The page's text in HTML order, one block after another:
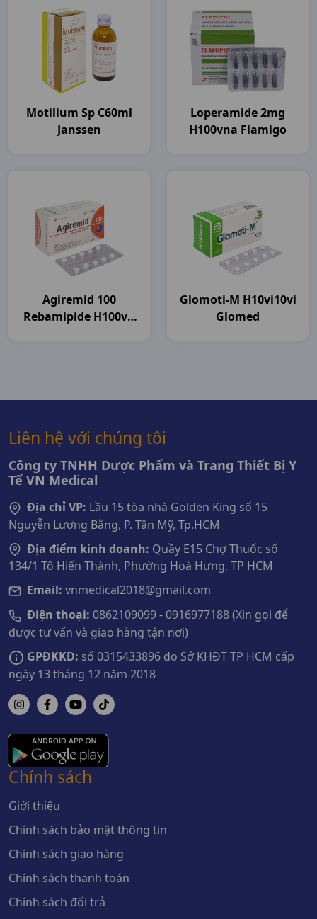
Motilium Sp C60ml
Janssen
Loperamide 2mg
H100vna Flamigo
Agiremid 100
Rebamipide H100vn
Glomoti-M H10vi10vi
Glomed
Liên hệ với chúng tôi
Công ty TNHH Dược Phẩm và Trang Thiết Bị Y
Tế VN Medical
Địa chỉ VP: Lầu 15 tòa nhà Golden King số 15
Nguyễn Lương Bằng, P. Tân Mỹ, Tp.HCM
Địa điểm kinh doanh: Quầy E15 Chợ Thuốc số
134/1 Tô Hiến Thành, Phường Hoà Hưng, TP HCM
Email: vnmedical2018@gmail.com
Điện thoại: 0862109099 - 0916977188 (Xin gọi để
được tư vấn và giao hàng tận nơi)
GPĐKKD: số 0315433896 do Sở KHĐT TP HCM cấp
ngày 13 tháng 12 năm 2018
Chính sách
Giới thiệu
Chính sách bảo mật thông tin
Chính sách giao hàng
Chính sách thanh toán
Chính sách đổi trả